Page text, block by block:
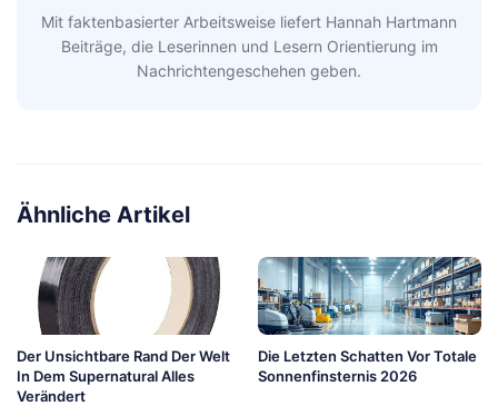
Mit faktenbasierter Arbeitsweise liefert Hannah Hartmann
Beiträge, die Leserinnen und Lesern Orientierung im
Nachrichtengeschehen geben.
Ähnliche Artikel
Der Unsichtbare Rand Der Welt
In Dem Supernatural Alles
Verändert
Die Letzten Schatten Vor Totale
Sonnenfinsternis 2026